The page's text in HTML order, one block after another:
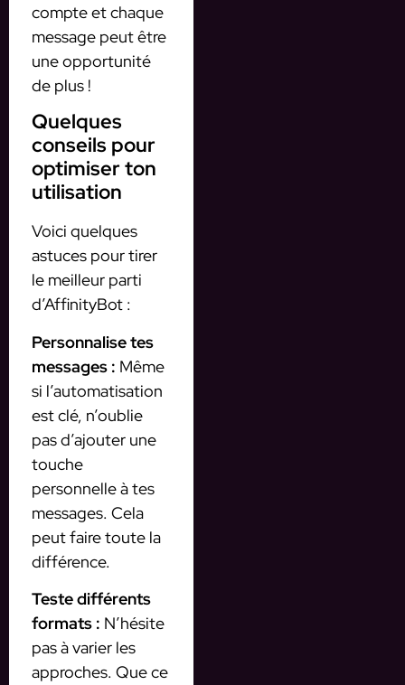
compte et chaque
message peut être
une opportunité
de plus !
Quelques
conseils pour
optimiser ton
utilisation
Voici quelques
astuces pour tirer
le meilleur parti
d’AffinityBot :
Personnalise tes
messages : Même
si l’automatisation
est clé, n’oublie
pas d’ajouter une
touche
personnelle à tes
messages. Cela
peut faire toute la
différence.
Teste différents
formats : N’hésite
pas à varier les
approches. Que ce